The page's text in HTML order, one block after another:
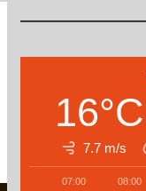
16°C
7.7 m/s
07:00 08:00